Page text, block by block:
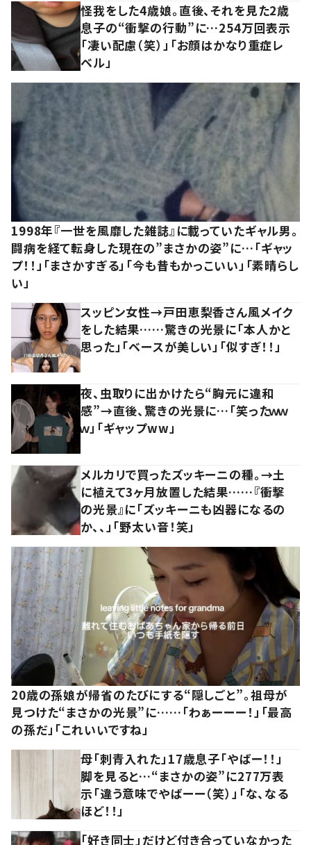
怪我をした4歳娘。直後、それを見た2歳
息子の“衝撃の行動”に…254万回表示
「凄い配慮（笑）」「お顔はかなり重症レ
ベル」
1998年『一世を風靡した雑誌』に載っていたギャル男。
闘病を経て転身した現在の”まさかの姿”に…「ギャッ
プ！！」「まさかすぎる」「今も昔もかっこいい」「素晴らし
い」
スッピン女性→戸田恵梨香さん風メイク
をした結果……驚きの光景に「本人かと
思った」「ベースが美しい」「似すぎ！！」
夜、虫取りに出かけたら“胸元に違和
感”→直後、驚きの光景に…「笑ったｗｗ
ｗ」「ギャップww」
メルカリで買ったズッキーニの種。→土
に植えて3ヶ月放置した結果……『衝撃
の光景』に「ズッキーニも凶器になるの
か、、」「野太い音！笑」
20歳の孫娘が帰省のたびにする“隠しごと”。祖母が
見つけた“まさかの光景”に……「わぁーーー！」「最高
の孫だ」「これいいですね」
母「刺青入れた」17歳息子「やばー！！」
脚を見ると…“まさかの姿”に277万表
示「違う意味でやばーー（笑）」「な、なる
ほど！！」
「好き同士」だけど付き合っていなかった